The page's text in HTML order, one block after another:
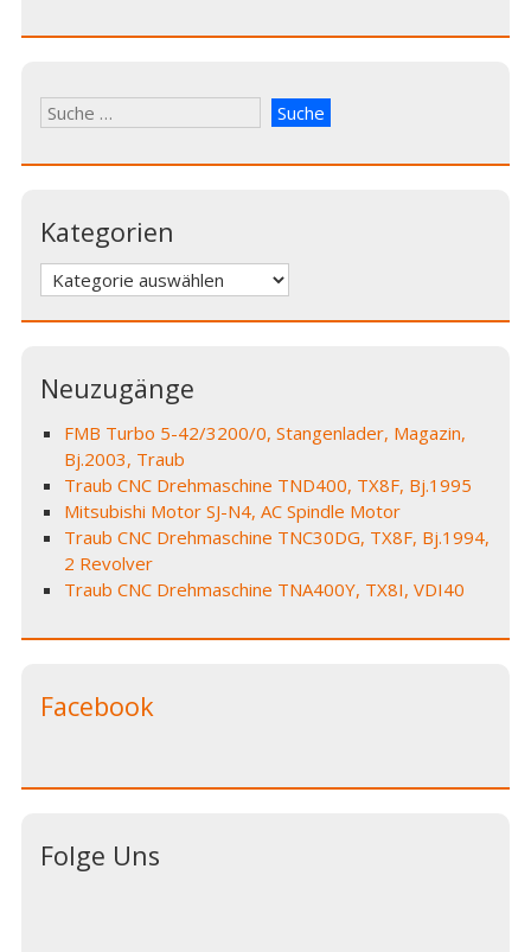
Kategorien
Kategorien
Neuzugänge
FMB Turbo 5-42/3200/0, Stangenlader, Magazin,
Bj.2003, Traub
Traub CNC Drehmaschine TND400, TX8F, Bj.1995
Mitsubishi Motor SJ-N4, AC Spindle Motor
Traub CNC Drehmaschine TNC30DG, TX8F, Bj.1994,
2 Revolver
Traub CNC Drehmaschine TNA400Y, TX8I, VDI40
Facebook
Folge Uns